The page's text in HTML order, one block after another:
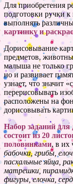
Для приобретения
подготовки ручки
выполнять
картинку и
Дорисовывание
предметов,
малыша не только
но и развивает
узнает, что значит
перерисовывать
расположены на
дорисовывать
Набор заданий для
состоит из 20
половинками, в их
бабочки, грибы,
пасхальные яйца,
матрешки,
фигуры, елочка,